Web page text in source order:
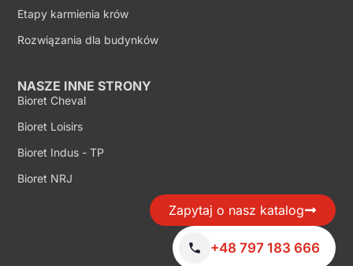
Etapy karmienia krów
Rozwiązania dla budynków
NASZE INNE STRONY
Bioret Cheval
Bioret Loisirs
Bioret Indus - TP
Bioret NRJ
Zapytaj o nasz katalog
+48 797 183 666